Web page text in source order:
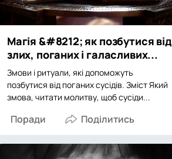
Магія &#8212; як позбутися від
злих, поганих і галасливих...
Змови і ритуали, які допоможуть
позбутися від поганих сусідів. Зміст Який
змова, читати молитву, щоб сусіди...
Поради